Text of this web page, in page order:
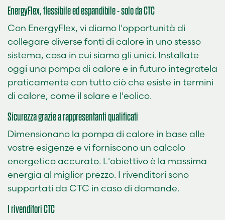
EnergyFlex, flessibile ed espandibile - solo da CTC
Con EnergyFlex, vi diamo l'opportunità di
collegare diverse fonti di calore in uno stesso
sistema, cosa in cui siamo gli unici. Installate
oggi una pompa di calore e in futuro integratela
praticamente con tutto ciò che esiste in termini
di calore, come il solare e l'eolico.
Sicurezza grazie a rappresentanti qualificati
Dimensionano la pompa di calore in base alle
vostre esigenze e vi forniscono un calcolo
energetico accurato. L'obiettivo è la massima
energia al miglior prezzo. I rivenditori sono
supportati da CTC in caso di domande.
I rivenditori CTC